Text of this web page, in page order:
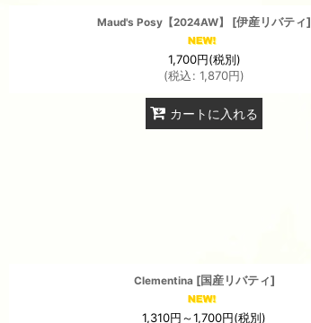
Maud's Posy【2024AW】 [伊産リバティ]
1,700円(税別)
(税込: 1,870円)
カートに入れる
Clementina [国産リバティ]
1,310円～1,700円(税別)